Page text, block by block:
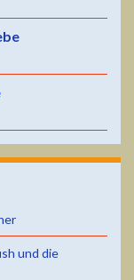
und die